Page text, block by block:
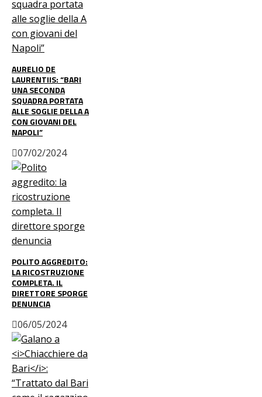
AURELIO DE
LAURENTIIS: “BARI
UNA SECONDA
SQUADRA PORTATA
ALLE SOGLIE DELLA A
CON GIOVANI DEL
NAPOLI”
07/02/2024
POLITO AGGREDITO:
LA RICOSTRUZIONE
COMPLETA. IL
DIRETTORE SPORGE
DENUNCIA
06/05/2024